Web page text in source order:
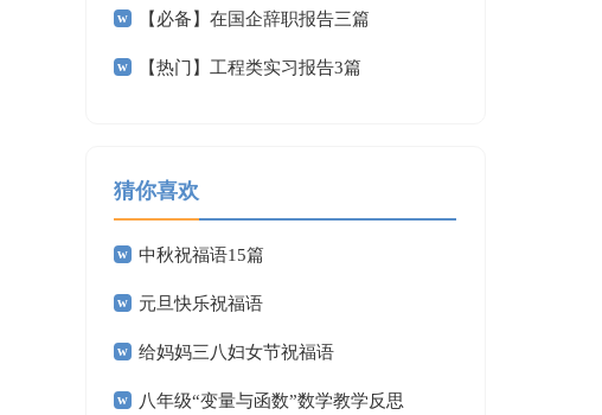
【必备】在国企辞职报告三篇
【热门】工程类实习报告3篇
猜你喜欢
中秋祝福语15篇
元旦快乐祝福语
给妈妈三八妇女节祝福语
八年级“变量与函数”数学教学反思